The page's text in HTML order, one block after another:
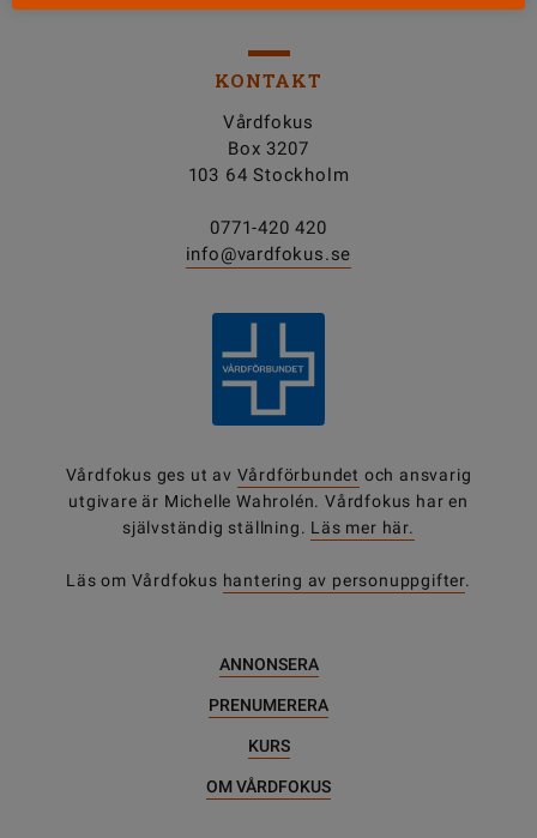
KONTAKT
Vårdfokus
Box 3207
103 64 Stockholm
0771-420 420
info@vardfokus.se
Vårdfokus ges ut av Vårdförbundet och ansvarig
utgivare är Michelle Wahrolén. Vårdfokus har en
självständig ställning. Läs mer här.
Läs om Vårdfokus hantering av personuppgifter.
ANNONSERA
PRENUMERERA
KURS
OM VÅRDFOKUS